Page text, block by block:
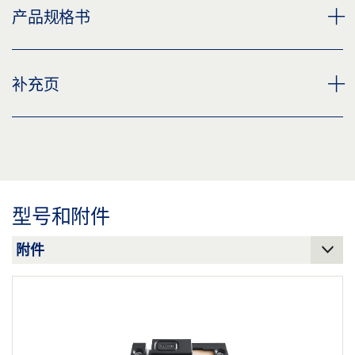
隐藏式闭门顺位控制滑尺 TS 5000 超长型
标签义务: © GEZE GmbH
产品规格书
补充页
型号和附件